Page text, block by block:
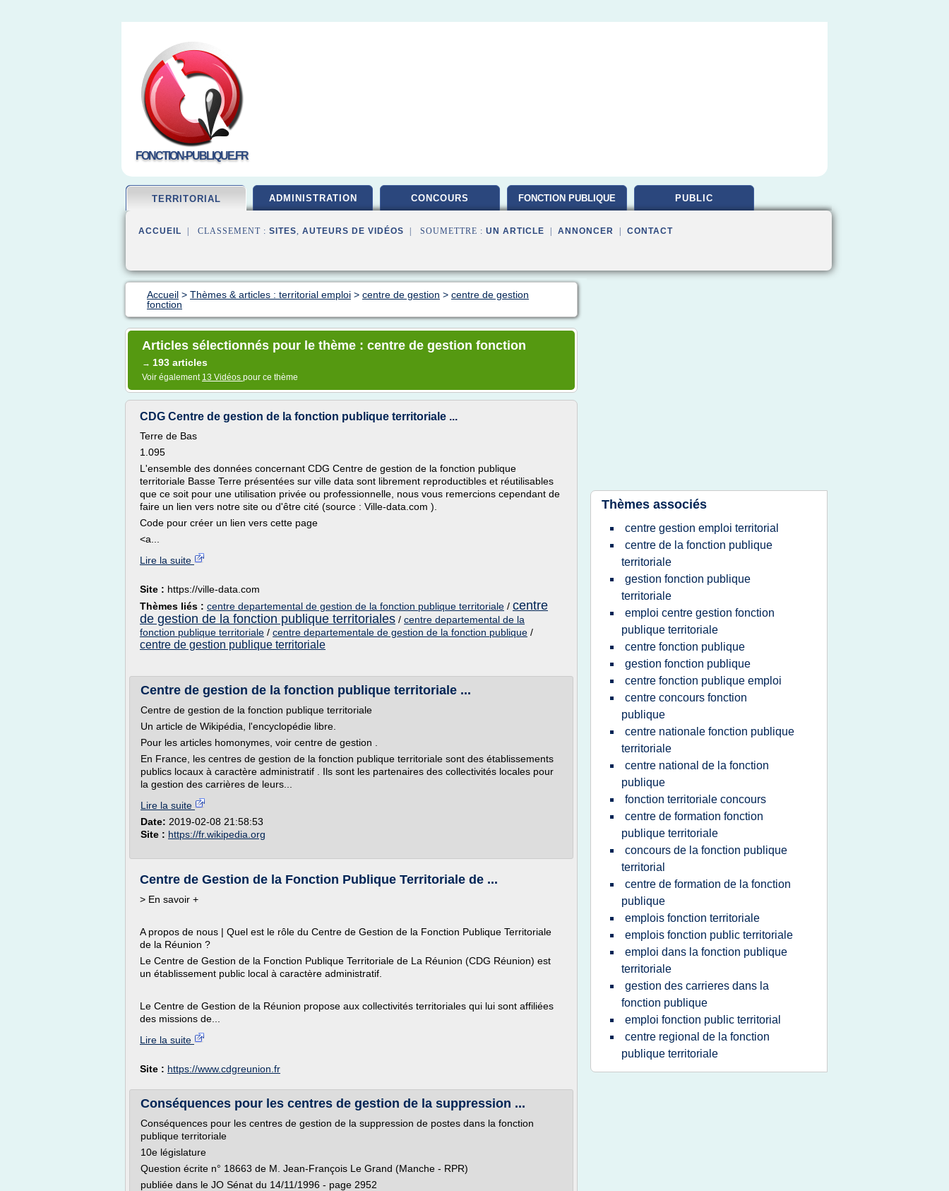
FONCTION-PUBLIQUE.FR
TERRITORIAL ADMINISTRATION CONCOURS FONCTION PUBLIQUE PUBLIC
ACCUEIL | CLASSEMENT : SITES, AUTEURS DE VIDÉOS | SOUMETTRE : UN ARTICLE ANNONCER CONTACT
Accueil > Thèmes & articles : territorial emploi > centre de gestion > centre de gestion
fonction
Articles sélectionnés pour le thème : centre de gestion fonction
→ 193 articles
Voir également 13 Vidéos pour ce thème
CDG Centre de gestion de la fonction publique territoriale ...
Terre de Bas
1.095
L'ensemble des données concernant CDG Centre de gestion de la fonction publique
territoriale Basse Terre présentées sur ville data sont librement reproductibles et réutilisables
que ce soit pour une utilisation privée ou professionnelle, nous vous remercions cependant de
faire un lien vers notre site ou d'être cité (source : Ville-data.com ).
Code pour créer un lien vers cette page
<a...
Lire la suite
Site : https://ville-data.com
Thèmes liés : centre departemental de gestion de la fonction publique territoriale / centre
de gestion de la fonction publique territoriales / centre departemental de la
fonction publique territoriale / centre departementale de gestion de la fonction publique /
centre de gestion publique territoriale
Centre de gestion de la fonction publique territoriale ...
Centre de gestion de la fonction publique territoriale
Un article de Wikipédia, l'encyclopédie libre.
Pour les articles homonymes, voir centre de gestion .
En France, les centres de gestion de la fonction publique territoriale sont des établissements
publics locaux à caractère administratif . Ils sont les partenaires des collectivités locales pour
la gestion des carrières de leurs...
Lire la suite
Date: 2019-02-08 21:58:53
Site : https://fr.wikipedia.org
Centre de Gestion de la Fonction Publique Territoriale de ...
> En savoir +
A propos de nous | Quel est le rôle du Centre de Gestion de la Fonction Publique Territoriale
de la Réunion ?
Le Centre de Gestion de la Fonction Publique Territoriale de La Réunion (CDG Réunion) est
un établissement public local à caractère administratif.
Le Centre de Gestion de la Réunion propose aux collectivités territoriales qui lui sont affiliées
des missions de...
Lire la suite
Site : https://www.cdgreunion.fr
Conséquences pour les centres de gestion de la suppression ...
Conséquences pour les centres de gestion de la suppression de postes dans la fonction
publique territoriale
10e législature
Question écrite n° 18663 de M. Jean-François Le Grand (Manche - RPR)
publiée dans le JO Sénat du 14/11/1996 - page 2952
Thèmes associés
centre gestion emploi territorial
centre de la fonction publique
territoriale
gestion fonction publique
territoriale
emploi centre gestion fonction
publique territoriale
centre fonction publique
gestion fonction publique
centre fonction publique emploi
centre concours fonction
publique
centre nationale fonction publique
territoriale
centre national de la fonction
publique
fonction territoriale concours
centre de formation fonction
publique territoriale
concours de la fonction publique
territorial
centre de formation de la fonction
publique
emplois fonction territoriale
emplois fonction public territoriale
emploi dans la fonction publique
territoriale
gestion des carrieres dans la
fonction publique
emploi fonction public territorial
centre regional de la fonction
publique territoriale